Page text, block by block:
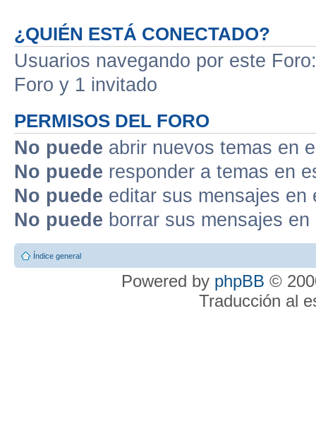
¿QUIÉN ESTÁ CONECTADO?
Usuarios navegando por este
Foro y 1 invitado
PERMISOS DEL FORO
No puede abrir nuevos temas en
No puede responder a temas en
No puede editar sus mensajes en
No puede borrar sus mensajes
Índice general
Powered by phpBB ©
Traducción al